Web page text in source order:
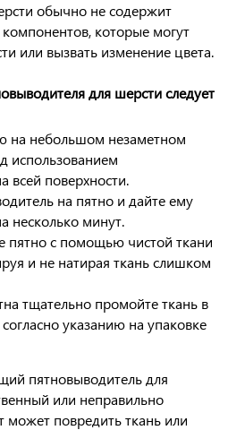
обычно не содержит
которые могут
или вызвать изменение цвета.
для шерсти следует
на небольшом незаметном
использованием
всей поверхности.
на пятно и дайте ему
несколько минут.
пятно с помощью чистой ткани
и не натирая ткань слишком
тщательно промойте ткань в
указанию на упаковке
пятновыводитель для
или неправильно
может повредить ткань или